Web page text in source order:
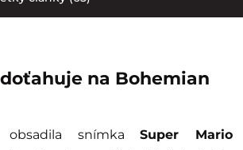
na Bohemian
obsadila snímkaSuper Mario